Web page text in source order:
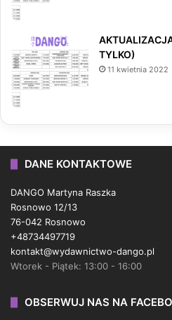
TYLKO)
11 kwietnia 2022
DANE KONTAKTOWE
DANGO Martyna Raszka
Rosnowo 12/13
76-042 Rosnowo
+48734497719
kontakt@wydawnictwo-dango.pl
Wtorek - Piątek: 13:00 - 16:00
OBSERWUJ NAS NA